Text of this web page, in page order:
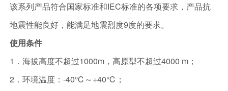
该系列产品符合国家标准和IEC标准的各项要求，产品抗
地震性能良好，能满足地震烈度9度的要求。
使用条件
1．海拔高度不超过1000m，高原型不超过4000 m；
2．环境温度：-40℃～+40℃；